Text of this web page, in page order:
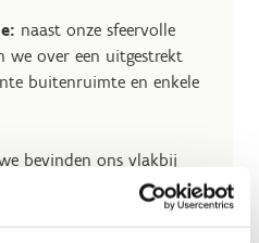
naast onze sfeervolle
we over een uitgestrekt
buitenruimte en enkele
bevinden ons vlakbij
beschikken over ruime
Dankzij onze laadpalen